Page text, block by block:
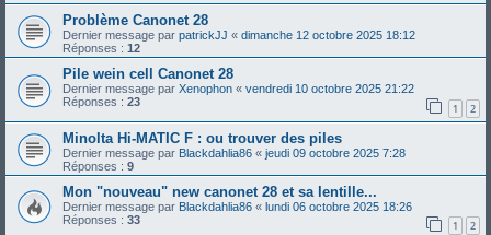
Problème Canonet 28
Dernier message par patrickJJ « dimanche 12 octobre 2025 18:12
Réponses : 12
Pile wein cell Canonet 28
Dernier message par Xenophon « vendredi 10 octobre 2025 21:22
Réponses : 23 1 2
Minolta Hi-MATIC F : ou trouver des piles
Dernier message par Blackdahlia86 « jeudi 09 octobre 2025 7:28
Réponses : 9
Mon "nouveau" new canonet 28 et sa lentille...
Dernier message par Blackdahlia86 « lundi 06 octobre 2025 18:26
Réponses : 33 1 2